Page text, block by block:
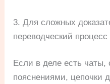
3. Для сложных
переводческий процесс
Если в деле есть чаты,
пояснениями, цепочки